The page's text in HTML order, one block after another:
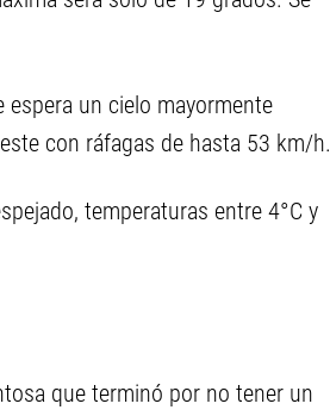
un cielo mayormente
con ráfagas de hasta 53 km/h.
temperaturas entre 4°C y
que terminó por no tener un